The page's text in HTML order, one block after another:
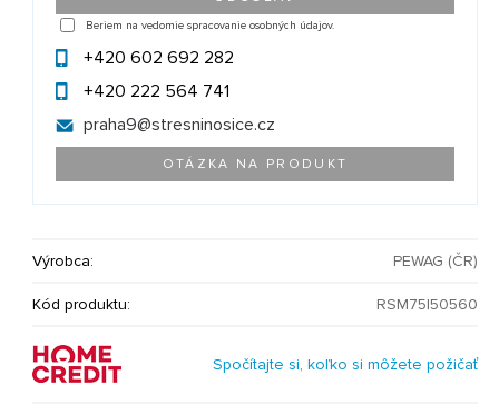
Beriem na vedomie spracovanie osobných údajov.
+420 602 692 282
+420 222 564 741
praha9@stresninosice.cz
OTÁZKA NA PRODUKT
Výrobca: PEWAG (ČR)
Kód produktu: RSM75|50560
Spočítajte si, koľko si môžete požičať